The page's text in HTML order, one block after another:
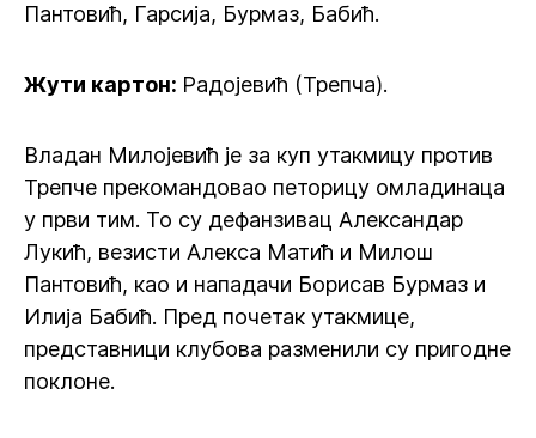
Пантовић, Гарсија, Бурмаз, Бабић.
Жути картон: Радојевић (Трепча).
Владан Милојевић је за куп утакмицу против
Трепче прекомандовао петорицу омладинаца
у први тим. То су дефанзивац Александар
Лукић, везисти Алекса Матић и Милош
Пантовић, као и нападачи Борисав Бурмаз и
Илија Бабић. Пред почетак утакмице,
представници клубова разменили су пригодне
поклоне.